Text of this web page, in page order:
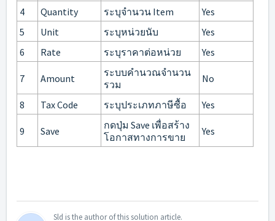
4 Quantity ระบุจำนวน Item
Yes
5
Unit ระบุหน่วยนับ
Yes
6
Rate ระบุราคาต่อหน่วย Yes
7 Amount
ระบบคำนวณจำนวน
รวม
No
8 Tax Code ระบุประเภทภาษีซื้อ Yes
9 Save
กดปุ่ม Save เพื่อสร้าง
โอกาสทางการขาย
Yes
Sld is the author of this solution article.